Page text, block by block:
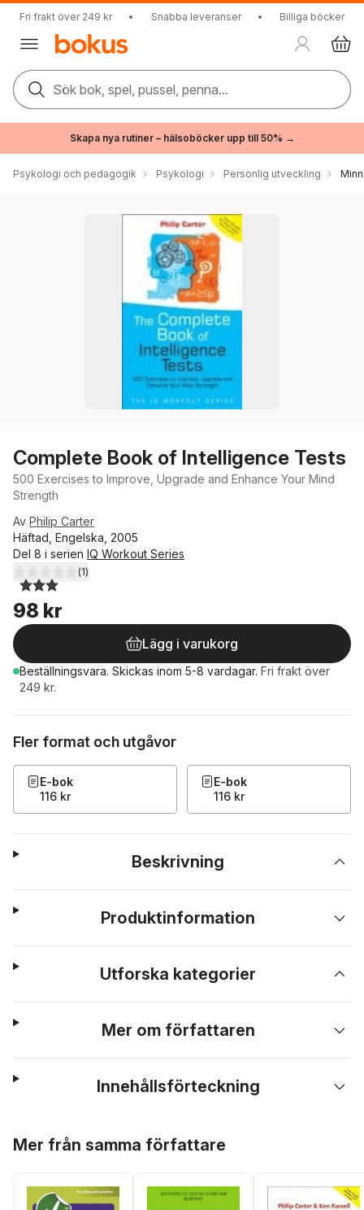
Fri frakt över 249 kr • Snabba leveranser • Billiga böcker
Sök bok, spel, pussel, penna...
Skapa nya rutiner – hälsoböcker upp till 50% →
Psykologi och pedagogik Psykologi Personlig utveckling
Complete Book of Intelligence Tests
500 Exercises to Improve, Upgrade and Enhance Your Mind
Strength
Av Philip Carter
Häftad, Engelska, 2005
Del 8 i serien IQ Workout Series
3,0utav 5 stjärnor. Totalt antal röster:
(1)
98 kr
Lägg i varukorg
Beställningsvara. Skickas inom 5-8 vardagar. Fri frakt över
249 kr.
Fler format och utgåvor
E-bok
116 kr
E-bok
116 kr
Beskrivning
Produktinformation
Utforska kategorier
Mer om författaren
Innehållsförteckning
Mer från samma författare